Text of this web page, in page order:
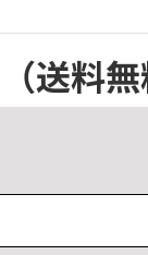
（送料無